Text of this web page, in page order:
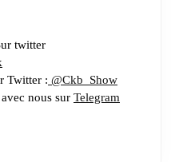
twitter
Twitter : @Ckb_Show
nous sur Telegram